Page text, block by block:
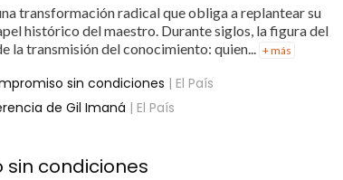
transformación radical que obliga a replantear su
histórico del maestro. Durante siglos, la figura del
la transmisión del conocimiento: quien... + más
sin condiciones | El País
de Gil Imaná | El País
condiciones